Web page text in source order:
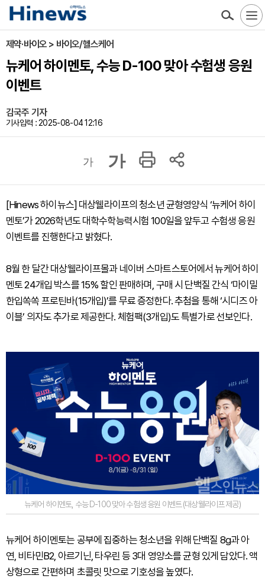
제약·바이오 > 바이오/헬스케어
뉴케어 하이멘토, 수능 D-100 맞아 수험생 응원
이벤트
김국주 기자
기사입력 : 2025-08-04 12:16
가 가
[Hinews 하이뉴스] 대상웰라이프의 청소년 균형영양식 ‘뉴케어 하이
멘토’가 2026학년도 대학수학능력시험 100일을 앞두고 수험생 응원
이벤트를 진행한다고 밝혔다.
8월 한 달간 대상웰라이프몰과 네이버 스마트스토어에서 뉴케어 하이
멘토 24개입 박스를 15% 할인 판매하며, 구매 시 단백질 간식 ‘마이밀
한입쏙쏙 프로틴바(15개입)’를 무료 증정한다. 추첨을 통해 ‘시디즈 아
이블’ 의자도 추가로 제공한다. 체험팩(3개입)도 특별가로 선보인다.
뉴케어 하이멘토, 수능 D-100 맞아 수험생 응원 이벤트 (대상웰라이프 제공)
뉴케어 하이멘토는 공부에 집중하는 청소년을 위해 단백질 8g과 아
연, 비타민B2, 아르기닌, 타우린 등 3대 영양소를 균형 있게 담았다. 액
상형으로 간편하며 초콜릿 맛으로 기호성을 높였다.